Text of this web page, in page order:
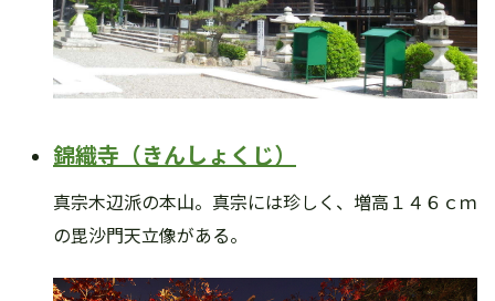
錦織寺（きんしょくじ）
真宗木辺派の本山。真宗には珍しく、増高１４６ｃｍ
の毘沙門天立像がある。